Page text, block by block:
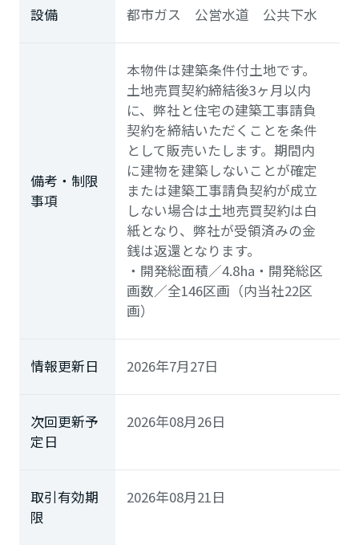
設備 都市ガス 公営水道 公共下水
備考・制限
事項
本物件は建築条件付土地です。
土地売買契約締結後3ヶ月以内
に、弊社と住宅の建築工事請負
契約を締結いただくことを条件
として販売いたします。期間内
に建物を建築しないことが確定
または建築工事請負契約が成立
しない場合は土地売買契約は白
紙となり、弊社が受領済みの金
銭は返還となります。
・開発総面積／4.8ha・開発総区
画数／全146区画（内当社22区
画）
情報更新日 2026年7月27日
次回更新予
定日
2026年08月26日
取引有効期
限
2026年08月21日